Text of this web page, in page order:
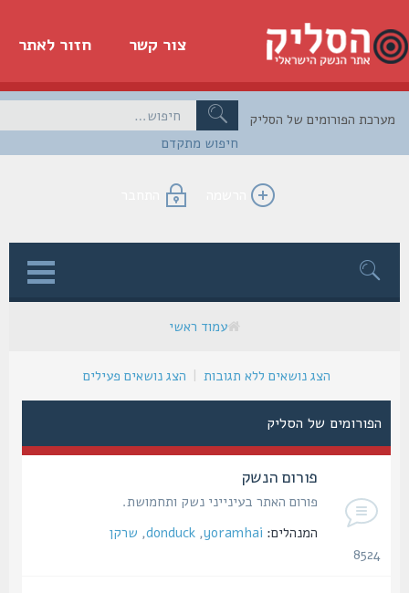
חזור לאתר צור קשר
חיפוש מתקדם
הפורומים של הסליק
הרשמה התחבר
עמוד ראשי
הצג נושאים ללא תגובות | הצג נושאים פעילים
הפורומים של הסליק
פורום הנשק
פורום האתר בעינייני נשק ותחמושת.
המנהלים: yoramhai
,
donduck
,שרקן
8524